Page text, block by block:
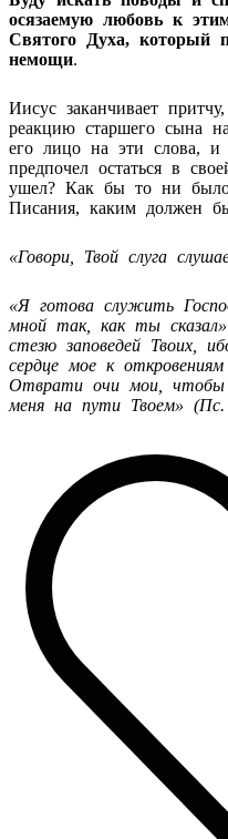
осязаемую любовь к
Святого Духа, который
немощи.
Иисус заканчивает
реакцию старшего сына
его лицо на эти слова,
предпочел остаться в
ушел? Как бы то ни
Писания, каким должен
«Говори, Твой слуга
«Я готова служить
мной так, как ты
стезю заповедей Твоих,
сердце мое к
Отврати очи мои,
меня на пути Твоем» (Пс.